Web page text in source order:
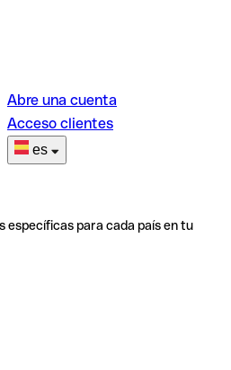
Abre una cuenta
Acceso clientes
es
específicas para cada país en tu